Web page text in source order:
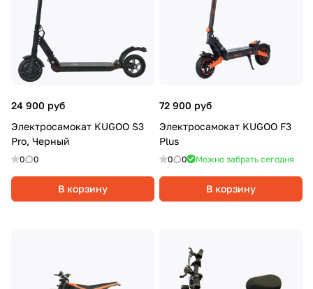
24 900 руб
Электросамокат KUGOO S3
Pro, Черный
0 0
В корзину
72 900 руб
Электросамокат KUGOO F3
Plus
0 0 Можно забрать сегодня
В корзину